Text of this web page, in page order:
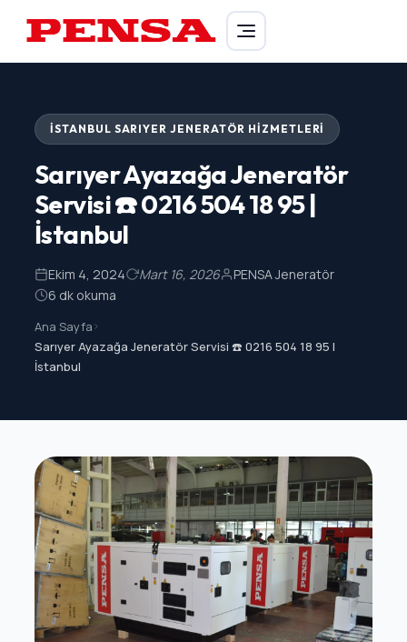
PENSA Generator
İSTANBUL SARIYER JENERATÖR HIZMETLERI
Sarıyer Ayazağa Jeneratör
Servisi ☎️ 0216 504 18 95 |
İstanbul
Ekim 4, 2024 Mart 16, 2026
PENSA Jeneratör
6 dk okuma
Ana Sayfa>
Sarıyer Ayazağa Jeneratör Servisi ☎️ 0216 504 18 95 |
İstanbul